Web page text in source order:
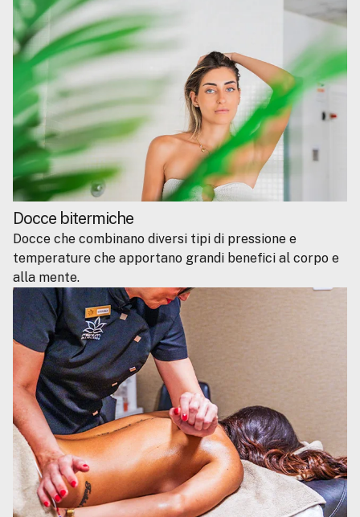
Docce bitermiche
Docce che combinano diversi tipi di pressione e
temperature che apportano grandi benefici al corpo e
alla mente.